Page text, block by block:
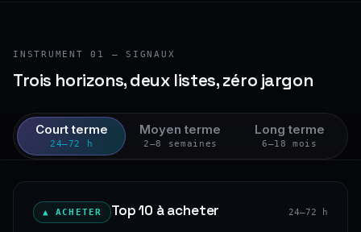
INSTRUMENT 01 — SIGNAUX
Trois horizons, deux listes, zéro jargon
Court terme
24–72 h
Moyen terme
2–8 semaines
Long terme
6–18 mois
▲ ACHETER Top 10 à acheter 24–72 h